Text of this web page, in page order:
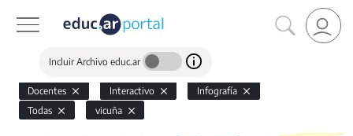
Incluir Archivo educ.ar
Docentes Interactivo
Infografía
Todas
vicuña